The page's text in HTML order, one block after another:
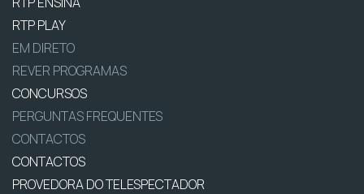
RTP PLAY
EM DIRETO
REVER PROGRAMAS
CONCURSOS
PERGUNTAS FREQUENTES
CONTACTOS
CONTACTOS
PROVEDORA DO TELESPECTADOR